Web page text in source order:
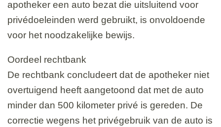
apotheker een auto bezat die uitsluitend voor
privédoeleinden werd gebruikt, is onvoldoende
voor het noodzakelijke bewijs.
Oordeel rechtbank
De rechtbank concludeert dat de apotheker niet
overtuigend heeft aangetoond dat met de auto
minder dan 500 kilometer privé is gereden. De
correctie wegens het privégebruik van de auto is